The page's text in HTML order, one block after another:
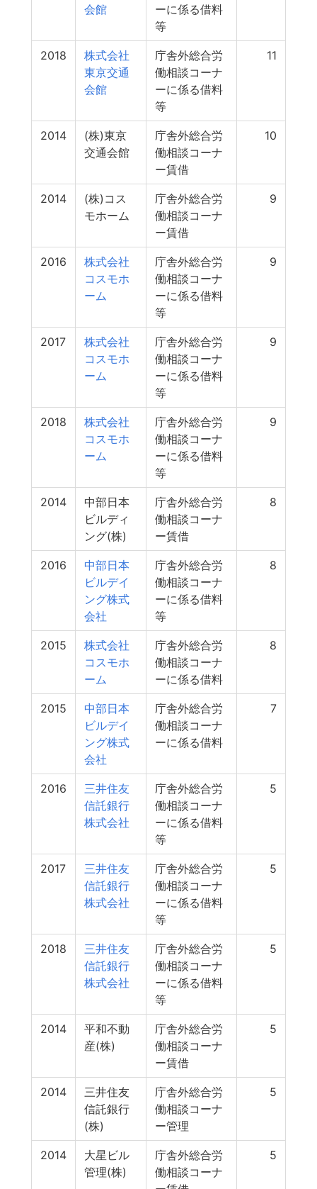
会館
ーに係る借料
等
2018
株式会社
東京交通
会館
庁舎外総合労
働相談コーナ
ーに係る借料
等
11
2014
(株)東京
交通会館
庁舎外総合労
働相談コーナ
ー賃借
10
2014
(株)コス
モホーム
庁舎外総合労
働相談コーナ
ー賃借
9
2016
株式会社
コスモホ
ーム
庁舎外総合労
働相談コーナ
ーに係る借料
等
9
2017
株式会社
コスモホ
ーム
庁舎外総合労
働相談コーナ
ーに係る借料
等
9
2018
株式会社
コスモホ
ーム
庁舎外総合労
働相談コーナ
ーに係る借料
等
9
2014
中部日本
ビルディ
ング(株)
庁舎外総合労
働相談コーナ
ー賃借
8
2016
中部日本
ビルデイ
ング株式
会社
庁舎外総合労
働相談コーナ
ーに係る借料
等
8
2015
株式会社
コスモホ
ーム
庁舎外総合労
働相談コーナ
ーに係る借料
8
2015
中部日本
ビルデイ
ング株式
会社
庁舎外総合労
働相談コーナ
ーに係る借料
7
2016
三井住友
信託銀行
株式会社
庁舎外総合労
働相談コーナ
ーに係る借料
等
5
2017
三井住友
信託銀行
株式会社
庁舎外総合労
働相談コーナ
ーに係る借料
等
5
2018
三井住友
信託銀行
株式会社
庁舎外総合労
働相談コーナ
ーに係る借料
等
5
2014
平和不動
産(株)
庁舎外総合労
働相談コーナ
ー賃借
5
2014
三井住友
信託銀行
(株)
庁舎外総合労
働相談コーナ
ー管理
5
2014
大星ビル
管理(株)
庁舎外総合労
働相談コーナ
5